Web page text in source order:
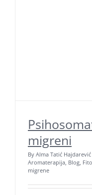
migreni
By Alma Tatić Hajdarević
Aromaterapija, Blog,
migrene